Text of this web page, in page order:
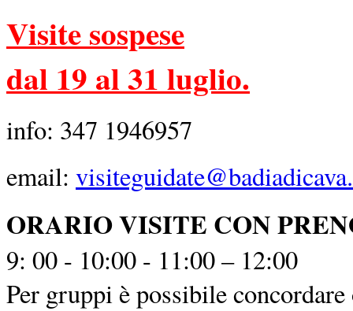
Visite sospese
dal 19 al 31 luglio.
info: 347 1946957
email:
ORARIO VISITE CON
9: 00 - 10:00 - 11:00 – 12:00
Per gruppi è possibile